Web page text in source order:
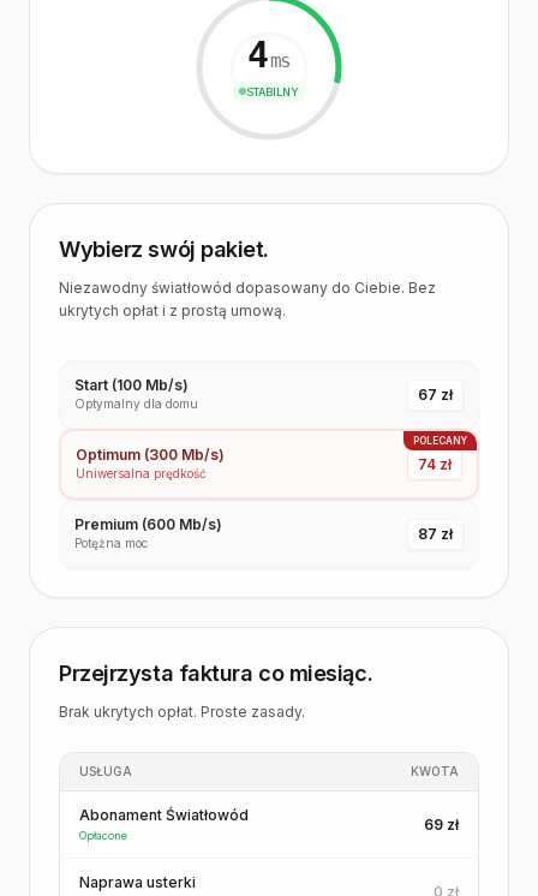
4ms
STABILNY
Wybierz swój pakiet.
Niezawodny światłowód dopasowany do Ciebie. Bez
ukrytych opłat i z prostą umową.
Start (100 Mb/s)
Optymalny dla domu
67 zł
POLECANY
Optimum (300 Mb/s)
Uniwersalna prędkość
74 zł
Premium (600 Mb/s)
Potężna moc
87 zł
Przejrzysta faktura co miesiąc.
Brak ukrytych opłat. Proste zasady.
USŁUGA KWOTA
Abonament Światłowód
Opłacone
69 zł
Naprawa usterki 0 zł